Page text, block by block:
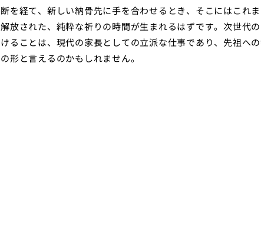
断を経て、新しい納骨先に手を合わせるとき、そこにはこれ
解放された、純粋な祈りの時間が生まれるはずです。次世代
けることは、現代の家長としての立派な仕事であり、先祖へ
の形と言えるのかもしれません。